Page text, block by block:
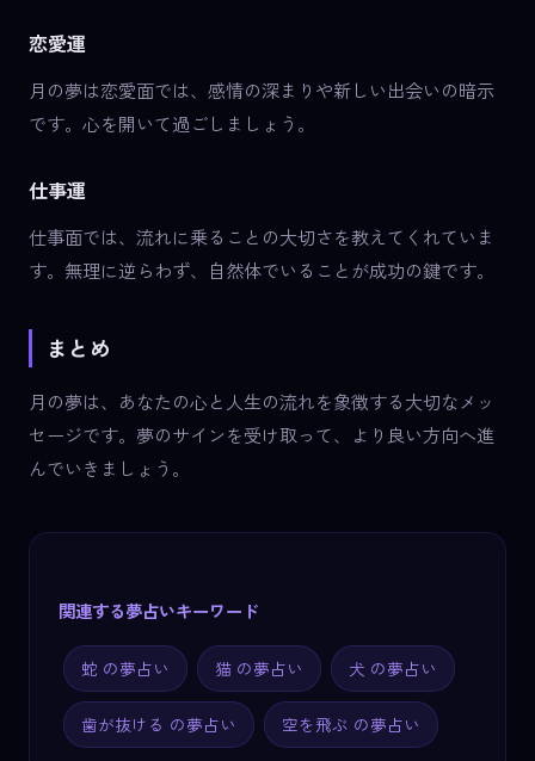
恋愛運
月の夢は恋愛面では、感情の深まりや新しい出会いの暗示
です。心を開いて過ごしましょう。
仕事運
仕事面では、流れに乗ることの大切さを教えてくれていま
す。無理に逆らわず、自然体でいることが成功の鍵です。
まとめ
月の夢は、あなたの心と人生の流れを象徴する大切なメッ
セージです。夢のサインを受け取って、より良い方向へ進
んでいきましょう。
関連する夢占いキーワード
蛇 の夢占い 猫 の夢占い 犬 の夢占い
歯が抜ける の夢占い 空を飛ぶ の夢占い